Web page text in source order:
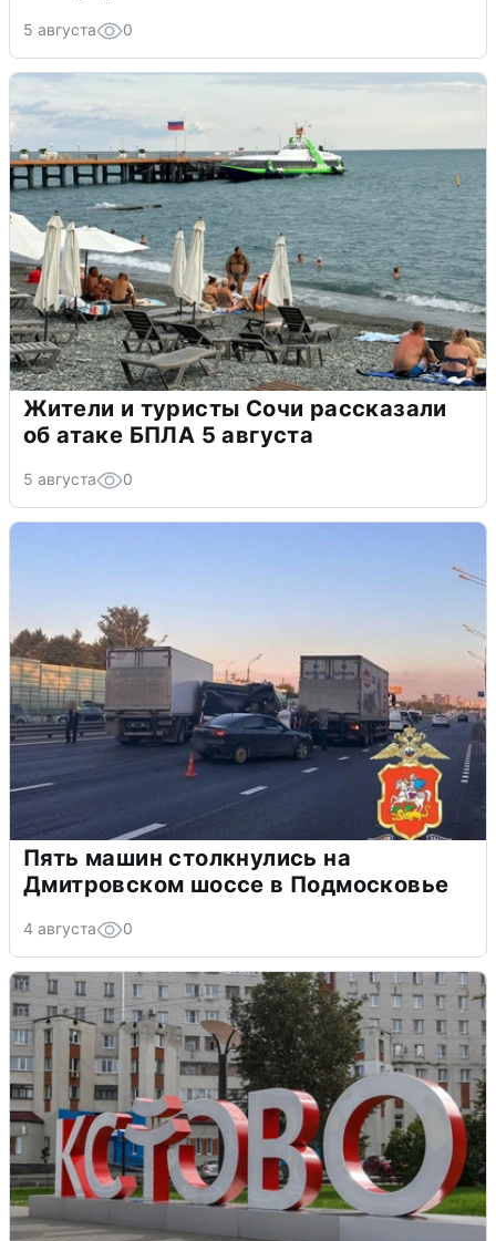
5 августа 0
Жители и туристы Сочи рассказали
об атаке БПЛА 5 августа
5 августа 0
Пять машин столкнулись на
Дмитровском шоссе в Подмосковье
4 августа 0